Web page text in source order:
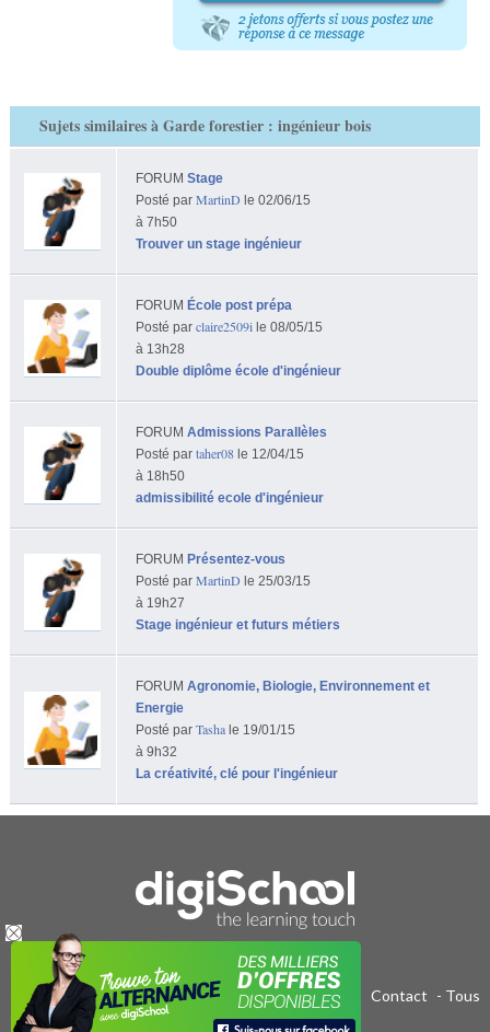
Sujets similaires à Garde forestier : ingénieur bois
FORUM Stage
Posté par MartinD le 02/06/15
à 7h50
Trouver un stage ingénieur
FORUM École post prépa
Posté par claire2509ile 08/05/15
à 13h28
Double diplôme école d'ingénieur
FORUM Admissions Parallèles
Posté par taher08le 12/04/15
à 18h50
admissibilité ecole d'ingénieur
FORUM Présentez-vous
Posté par MartinD le 25/03/15
à 19h27
Stage ingénieur et futurs métiers
FORUM Agronomie, Biologie, Environnement et
Energie
Posté par Tashale 19/01/15
à 9h32
La créativité, clé pour l'ingénieur
Publicité sur le réseau digiSchool - C.G.U/C.G.V Contact - Tous
droits réservés 2011-2020